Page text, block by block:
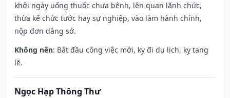
khởi ngày uống thuốc chưa bệnh, lên quan lãnh chức,
thừa kế chức tước hay sự nghiệp, vào làm hành chính,
nộp đơn dâng sớ.
Không nên: Bắt đầu công việc mới, kỵ đi du lịch, kỵ tang
lễ.
Ngọc Hạp Thông Thư